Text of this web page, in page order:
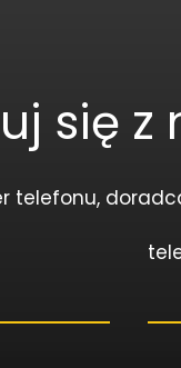
się z
telefonu,